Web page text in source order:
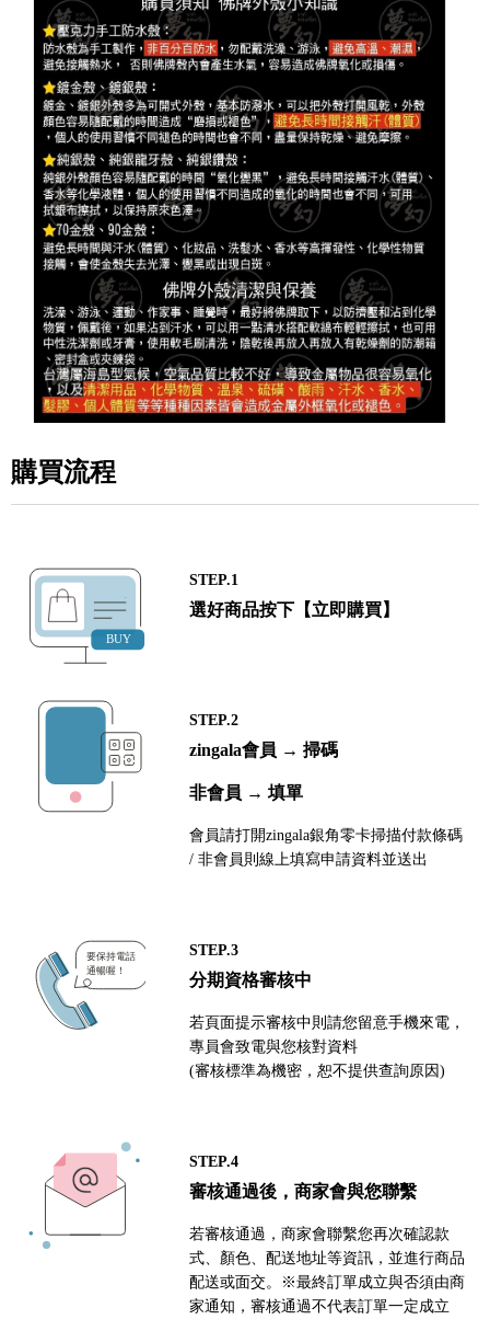
購買流程
STEP.1
選好商品按下【立即購買】
STEP.2
zingala會員 → 掃碼
非會員 → 填單
會員請打開zingala銀角零卡掃描付款條碼
/ 非會員則線上填寫申請資料並送出
STEP.3
分期資格審核中
若頁面提示審核中則請您留意手機來電，
專員會致電與您核對資料
(審核標準為機密，恕不提供查詢原因)
STEP.4
審核通過後，商家會與您聯繫
若審核通過，商家會聯繫您再次確認款
式、顏色、配送地址等資訊，並進行商品
配送或面交。※最終訂單成立與否須由商
家通知，審核通過不代表訂單一定成立